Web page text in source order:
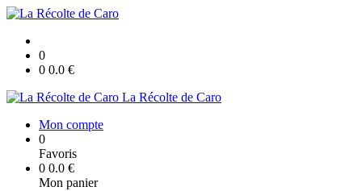
0
0 0.0 €
La Récolte de Caro
Mon compte
0
Favoris
0 0.0 €
Mon panier